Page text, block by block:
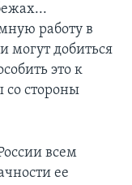
работу в
могут добиться
это к
со стороны
всем
ее